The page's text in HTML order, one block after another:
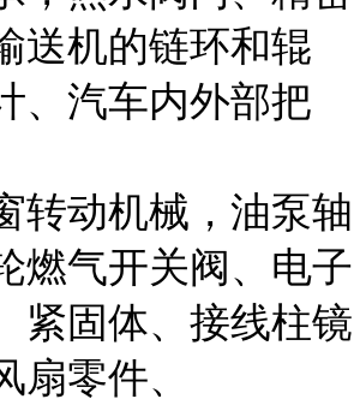
送机的链环和辊
、汽车内外部把
转动机械，油泵轴
燃气开关阀、电子
紧固体、接线柱镜
扇零件、